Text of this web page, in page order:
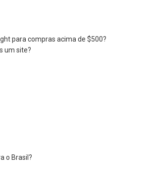
para compras acima de $500?
um site?
o Brasil?